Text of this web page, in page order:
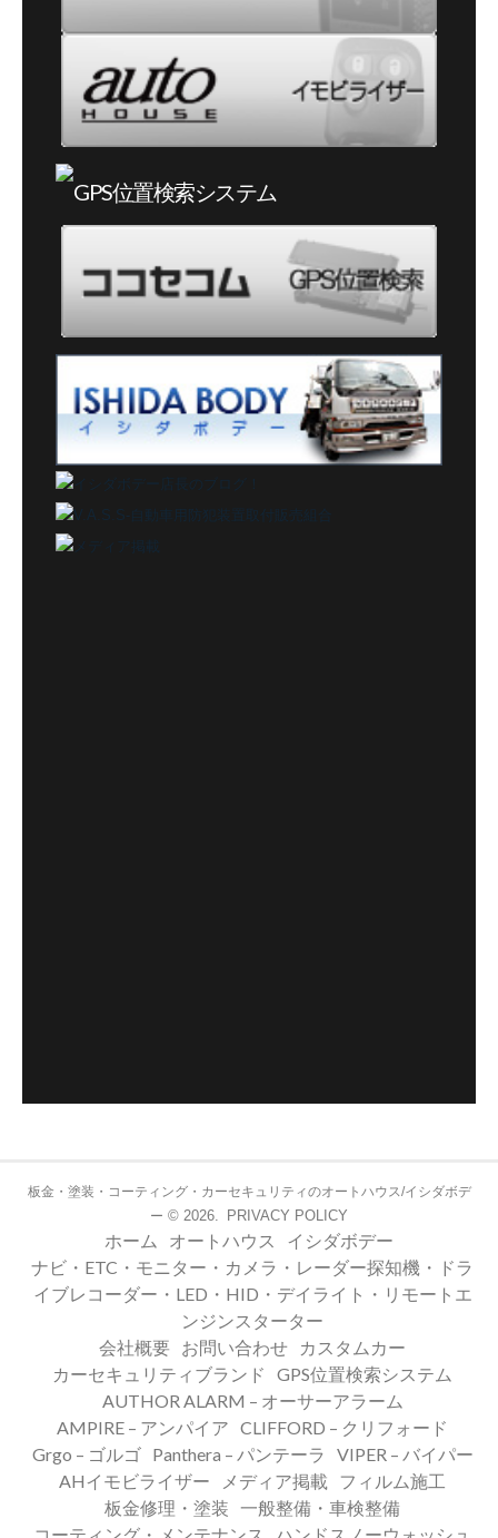
板金・塗装・コーティング・カーセキュリティのオートハウス/イシダボデ
ー © 2026. PRIVACY POLICY
ホーム オートハウス
イシダボデー
ナビ・ETC・モニター・カメラ・レーダー探知機・ドラ
イブレコーダー・LED・HID・デイライト・リモートエ
ンジンスターター
会社概要
お問い合わせ
カスタムカー
カーセキュリティブランド
GPS位置検索システム
AUTHOR ALARM – オーサーアラーム
AMPIRE – アンパイア CLIFFORD – クリフォード
Grgo – ゴルゴ
Panthera – パンテーラ
VIPER – バイパー
AHイモビライザー
メディア掲載
フィルム施工
板金修理・塗装 一般整備・車検整備
コーティング・メンテナンス
ハンドスノーウォッシュ